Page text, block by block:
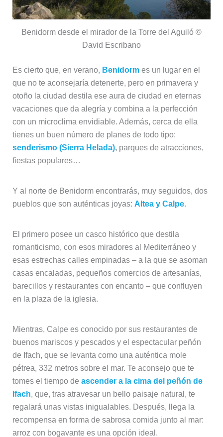
Benidorm desde el mirador de la Torre del Aguiló ©
David Escribano
Es cierto que, en verano, Benidormes un lugar en el
que no te aconsejaría detenerte, pero en primavera y
otoño la ciudad destila ese aura de ciudad en eternas
vacaciones que da alegría y combina a la perfección
con un microclima envidiable. Además, cerca de ella
tienes un buen número de planes de todo tipo:
senderismo (Sierra Helada), parques de atracciones,
fiestas populares…
Y al norte de Benidorm encontrarás, muy seguidos, dos
pueblos que son auténticas joyas: Altea y Calpe.
El primero posee un casco histórico que destila
romanticismo, con esos miradores al Mediterráneo y
esas estrechas calles empinadas – a la que se asoman
casas encaladas, pequeños comercios de artesanías,
barecillos y restaurantes con encanto – que confluyen
en la plaza de la iglesia.
Mientras, Calpe es conocido por sus restaurantes de
buenos mariscos y pescados y el espectacular peñón
de Ifach, que se levanta como una auténtica mole
pétrea, 332 metros sobre el mar. Te aconsejo que te
tomes el tiempo de ascender a la cima del peñón de
Ifach, que, tras atravesar un bello paisaje natural, te
regalará unas vistas inigualables. Después, llega la
recompensa en forma de sabrosa comida junto al mar:
arroz con bogavante es una opción ideal.